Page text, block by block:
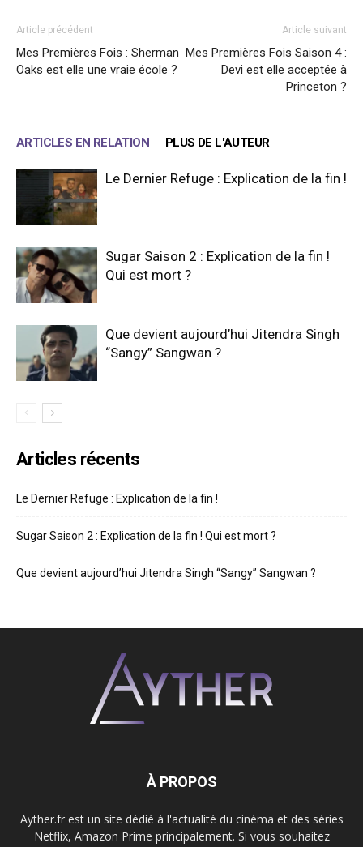
Article précédent
Mes Premières Fois : Sherman
Oaks est elle une vraie école ?
Article suivant
Mes Premières Fois Saison 4 :
Devi est elle acceptée à
Princeton ?
ARTICLES EN RELATION PLUS DE L'AUTEUR
Le Dernier Refuge : Explication de la fin !
Sugar Saison 2 : Explication de la fin !
Qui est mort ?
Que devient aujourd’hui Jitendra Singh
“Sangy” Sangwan ?
Articles récents
Le Dernier Refuge : Explication de la fin !
Sugar Saison 2 : Explication de la fin ! Qui est mort ?
Que devient aujourd’hui Jitendra Singh “Sangy” Sangwan ?
À PROPOS
Ayther.fr est un site dédié à l'actualité du cinéma et des séries
Netflix, Amazon Prime principalement. Si vous souhaitez